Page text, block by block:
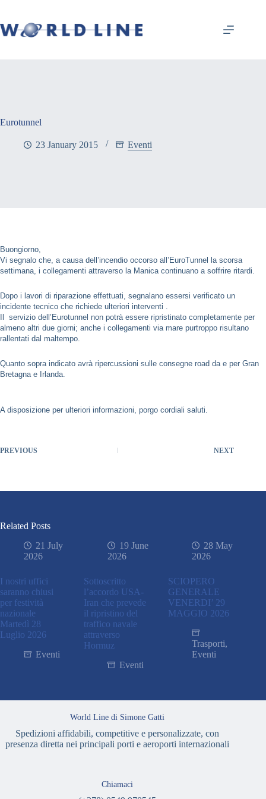
Eurotunnel
23 January 2015 Eventi
Buongiorno,
Vi segnalo che, a causa dell’incendio occorso all’EuroTunnel la scorsa
settimana, i collegamenti attraverso la Manica continuano a soffrire ritardi.
Dopo i lavori di riparazione effettuati, segnalano essersi verificato un
incidente tecnico che richiede ulteriori interventi .
Il servizio dell’Eurotunnel non potrà essere ripristinato completamente per
almeno altri due giorni; anche i collegamenti via mare purtroppo risultano
rallentati dal maltempo.
Quanto sopra indicato avrà ripercussioni sulle consegne road da e per Gran
Bretagna e Irlanda.
A disposizione per ulteriori informazioni, porgo cordiali saluti.
PREVIOUS NEXT
Related Posts
21 July
2026
I nostri uffici
saranno chiusi
per festività
nazionale
Martedì 28
Luglio 2026
Eventi
19 June
2026
Sottoscritto
l’accordo USA-
Iran che prevede
il ripristino del
traffico navale
attraverso
Hormuz
Eventi
28 May
2026
SCIOPERO
GENERALE
VENERDI’ 29
MAGGIO 2026
Trasporti,
Eventi
World Line di Simone Gatti
Spedizioni affidabili, competitive e personalizzate, con
presenza diretta nei principali porti e aeroporti internazionali
Chiamaci